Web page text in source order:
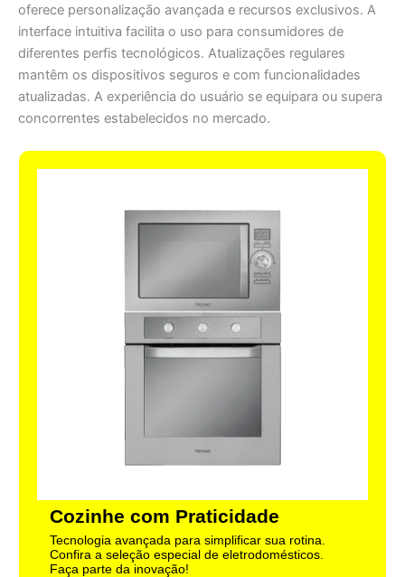
oferece personalização avançada e recursos exclusivos. A
interface intuitiva facilita o uso para consumidores de
diferentes perfis tecnológicos. Atualizações regulares
mantêm os dispositivos seguros e com funcionalidades
atualizadas. A experiência do usuário se equipara ou supera
concorrentes estabelecidos no mercado.
Cozinhe com Praticidade
Tecnologia avançada para simplificar sua rotina.
Confira a seleção especial de eletrodomésticos.
Faça parte da inovação!